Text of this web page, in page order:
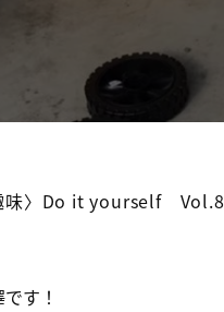
味〉Do it yourself Vol.8
す！